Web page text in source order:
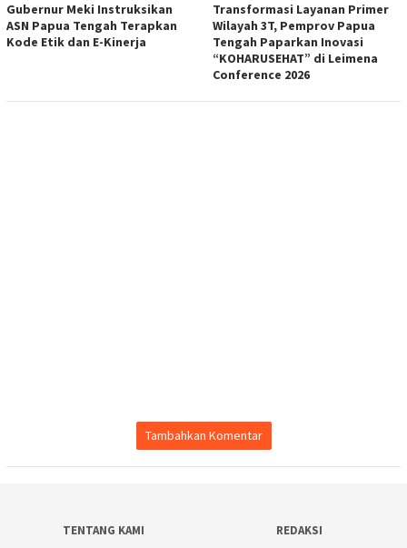
Gubernur Meki Instruksikan
ASN Papua Tengah Terapkan
Kode Etik dan E-Kinerja
Transformasi Layanan Primer
Wilayah 3T, Pemprov Papua
Tengah Paparkan Inovasi
“KOHARUSEHAT” di Leimena
Conference 2026
Tambahkan Komentar
TENTANG KAMI
REDAKSI